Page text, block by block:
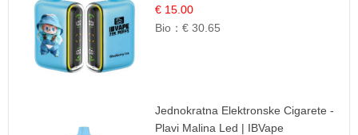
Kremasta Slatka Okus
€ 15.00
Bio：€ 30.65
Jednokratna Elektronske Cigarete -
Plavi Malina Led | IBVape